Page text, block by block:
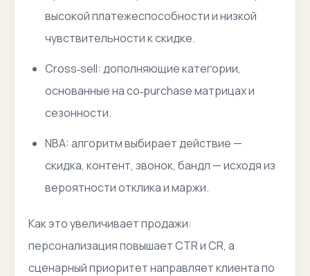
высокой платежеспособности и низкой
чувствительности к скидке.
Cross‑sell: дополняющие категории,
основанные на co‑purchase матрицах и
сезонности.
NBA: алгоритм выбирает действие —
скидка, контент, звонок, бандл — исходя из
вероятности отклика и маржи.
Как это увеличивает продажи:
персонализация повышает CTR и CR, а
сценарный приоритет направляет клиента по